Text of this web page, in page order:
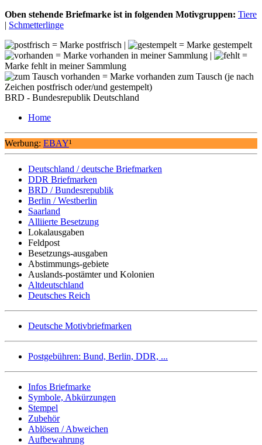
Oben stehende Briefmarke ist in folgenden Motivgruppen: Tiere
| Schmetterlinge
= Marke postfrisch |
= Marke gestempelt
= Marke vorhanden in meiner Sammlung |
=
Marke fehlt in meiner Sammlung
= Marke vorhanden zum Tausch (je nach
Zeichen postfrisch oder/und gestempelt)
BRD - Bundesrepublik Deutschland
Home
Werbung: EBAY¹
Deutschland / deutsche Briefmarken
DDR Briefmarken
BRD / Bundesrepublik
Berlin / Westberlin
Saarland
Alliierte Besetzung
Lokalausgaben
Feldpost
Besetzungs-ausgaben
Abstimmungs-gebiete
Auslands-postämter und Kolonien
Altdeutschland
Deutsches Reich
Deutsche Motivbriefmarken
Postgebühren: Bund, Berlin, DDR, ...
Infos Briefmarke
Symbole, Abkürzungen
Stempel
Zubehör
Ablösen / Abweichen
Aufbewahrung